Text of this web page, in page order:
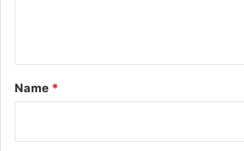
*
Name *